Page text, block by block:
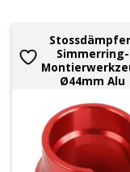
Simmerring-
Ø44mm Alu